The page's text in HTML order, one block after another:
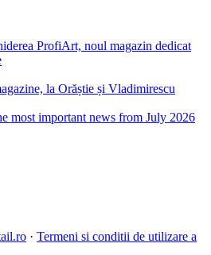
ProfiArt, noul magazin dedicat
la Orăștie și Vladimirescu
most important news from July 2026
· Termeni si conditii de utilizare a